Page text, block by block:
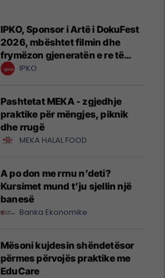
IPKO, Sponsor i Artë i DokuFest
2026, mbështet filmin dhe
frymëzon gjeneratën e re të
krijuesve
IPKO
Pashtetat MEKA - zgjedhje
praktike për mëngjes, piknik
dhe rrugë
MEKA HALAL FOOD
A po don me rrnu n’deti?
Kursimet mund t’ju sjellin një
banesë
Banka Ekonomike
Mësoni kujdesin shëndetësor
përmes përvojës praktike me
EduCare